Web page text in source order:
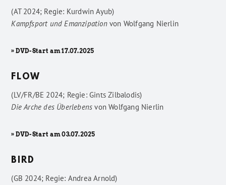
(AT 2024; Regie: Kurdwin Ayub)
Kampfsport und Emanzipationvon Wolfgang Nierlin
» DVD-Start am 17.07.2025
FLOW
(LV/FR/BE 2024; Regie: Gints Zilbalodis)
Die Arche des Überlebens vonWolfgang Nierlin
» DVD-Start am 03.07.2025
BIRD
(GB 2024; Regie: Andrea Arnold)